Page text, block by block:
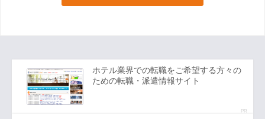
PR
ホテル業界での転職をご希望する方々の
ための転職・派遣情報サイト